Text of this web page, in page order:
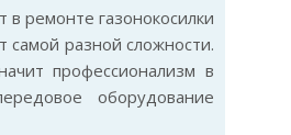
ремонте газонокосилки
разной сложности.
профессионализм в
оборудование